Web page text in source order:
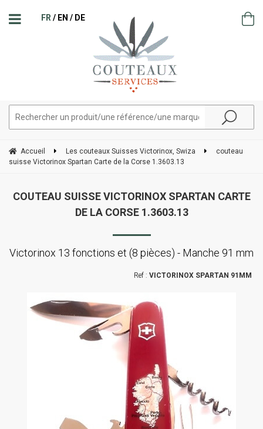
FR EN DE
Accueil Les couteaux Suisses Victorinox, Swiza
couteau
suisse Victorinox Spartan Carte de la Corse 1.3603.13
COUTEAU SUISSE VICTORINOX SPARTAN CARTE
DE LA CORSE 1.3603.13
Victorinox 13 fonctions et (8 pièces) - Manche 91 mm
VICTORINOX SPARTAN 91MM